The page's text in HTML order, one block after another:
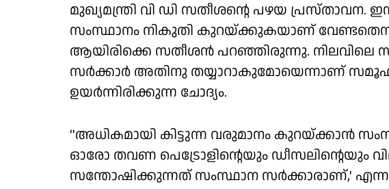
മുഖ്യമന്ത്രി വി ഡി സതീശന്റെ പഴയ പ്രസ്താവന.
സംസ്ഥാനം നികുതി കുറയ്ക്കുകയാണ്
ആയിരിക്കെ സതീശൻ പറഞ്ഞിരുന്നു. നിലവിലെ
സർക്കാർ അതിനു തയ്യാറാകുമോയെന്നാണ്
ഉയർന്നിരിക്കുന്ന ചോദ്യം.
''അധികമായി കിട്ടുന്ന വരുമാനം കുറയ്ക്കാൻ
ഓരോ തവണ പെട്രോളിന്റെയും
സന്തോഷിക്കുന്നത് സംസ്ഥാന സർക്കാരാണ്,'